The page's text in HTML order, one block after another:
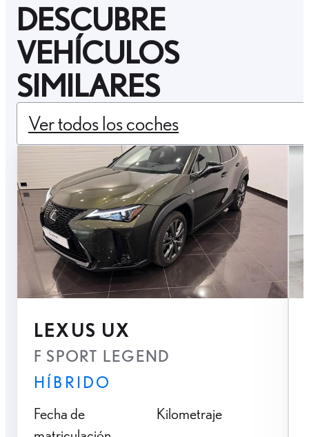
DESCUBRE
VEHÍCULOS
SIMILARES
Ver todos los coches
LEXUS UX
F SPORT LEGEND
HÍBRIDO
Fecha de
Kilometraje